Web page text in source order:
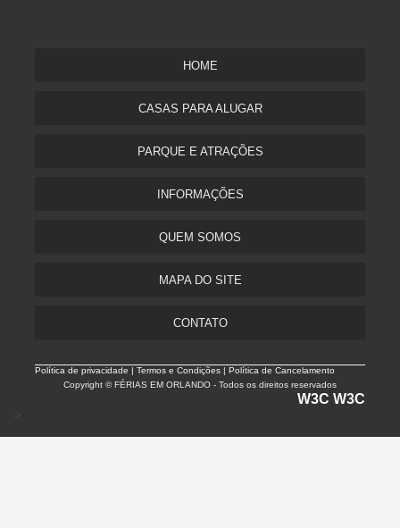
HOME
CASAS PARA ALUGAR
PARQUE E ATRAÇÕES
INFORMAÇÕES
QUEM SOMOS
MAPA DO SITE
CONTATO
Política de privacidade |Termos e Condições | Política de Cancelamento
Copyright © FÉRIAS EM ORLANDO - Todos os direitos reservados
W3C W3C